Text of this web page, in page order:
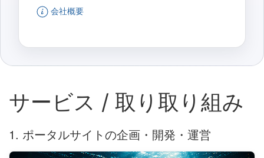
会社概要
サービス / 取り取り組み
1. ポータルサイトの企画・開発・運営